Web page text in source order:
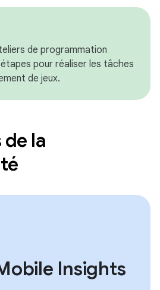
de programmation
pour réaliser les tâches
de jeux.
de la
Insights